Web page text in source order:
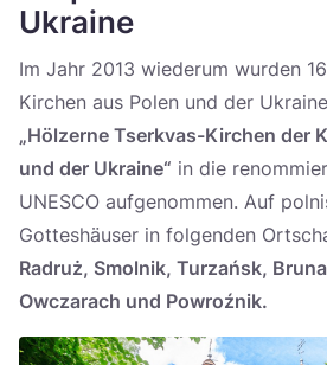
Ukraine
Im Jahr 2013 wiederum wurden
Kirchen aus Polen und der
„Hölzerne Tserkvas-Kirchen der
und der Ukraine“ in die
UNESCO aufgenommen. Auf
Gotteshäuser in folgenden
Radruż, Smolnik, Turzańsk,
Owczarach und Powroźnik.